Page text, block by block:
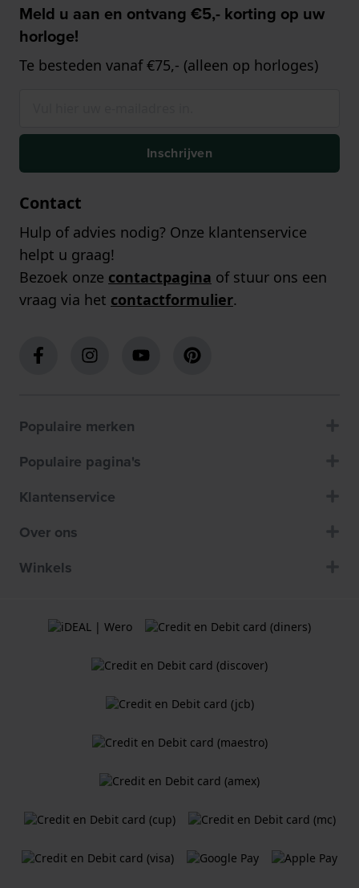
Meld u aan en ontvang €5,- korting op uw
horloge!
Te besteden vanaf €75,- (alleen op horloges)
Inschrijven
Contact
Hulp of advies nodig? Onze klantenservice
helpt u graag!
Bezoek onze contactpagina of stuur ons een
vraag via het contactformulier.
Populaire merken
Populaire pagina's
Klantenservice
Over ons
Winkels